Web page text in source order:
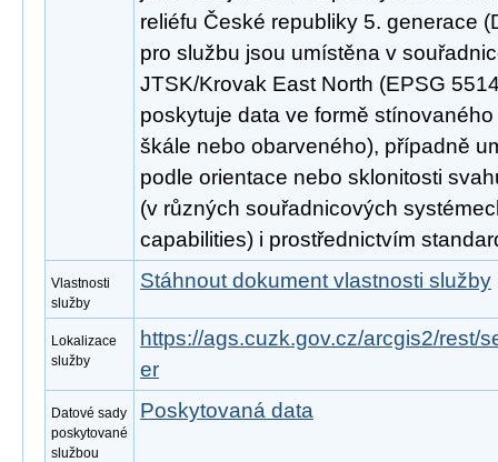
reliéfu České republiky 5. generace
pro službu jsou umístěna v
JTSK/Krovak East North (EPSG
poskytuje data ve formě
škále nebo obarveného), případně
podle orientace nebo sklonitosti
(v různých souřadnicových
capabilities) i prostřednictvím
Vlastnosti
služby
Stáhnout dokument vlastnosti služby
Lokalizace
služby
https://ags.cuzk.gov.cz/arcgis2/rest/
er
Datové sady
poskytované
službou
Poskytovaná data